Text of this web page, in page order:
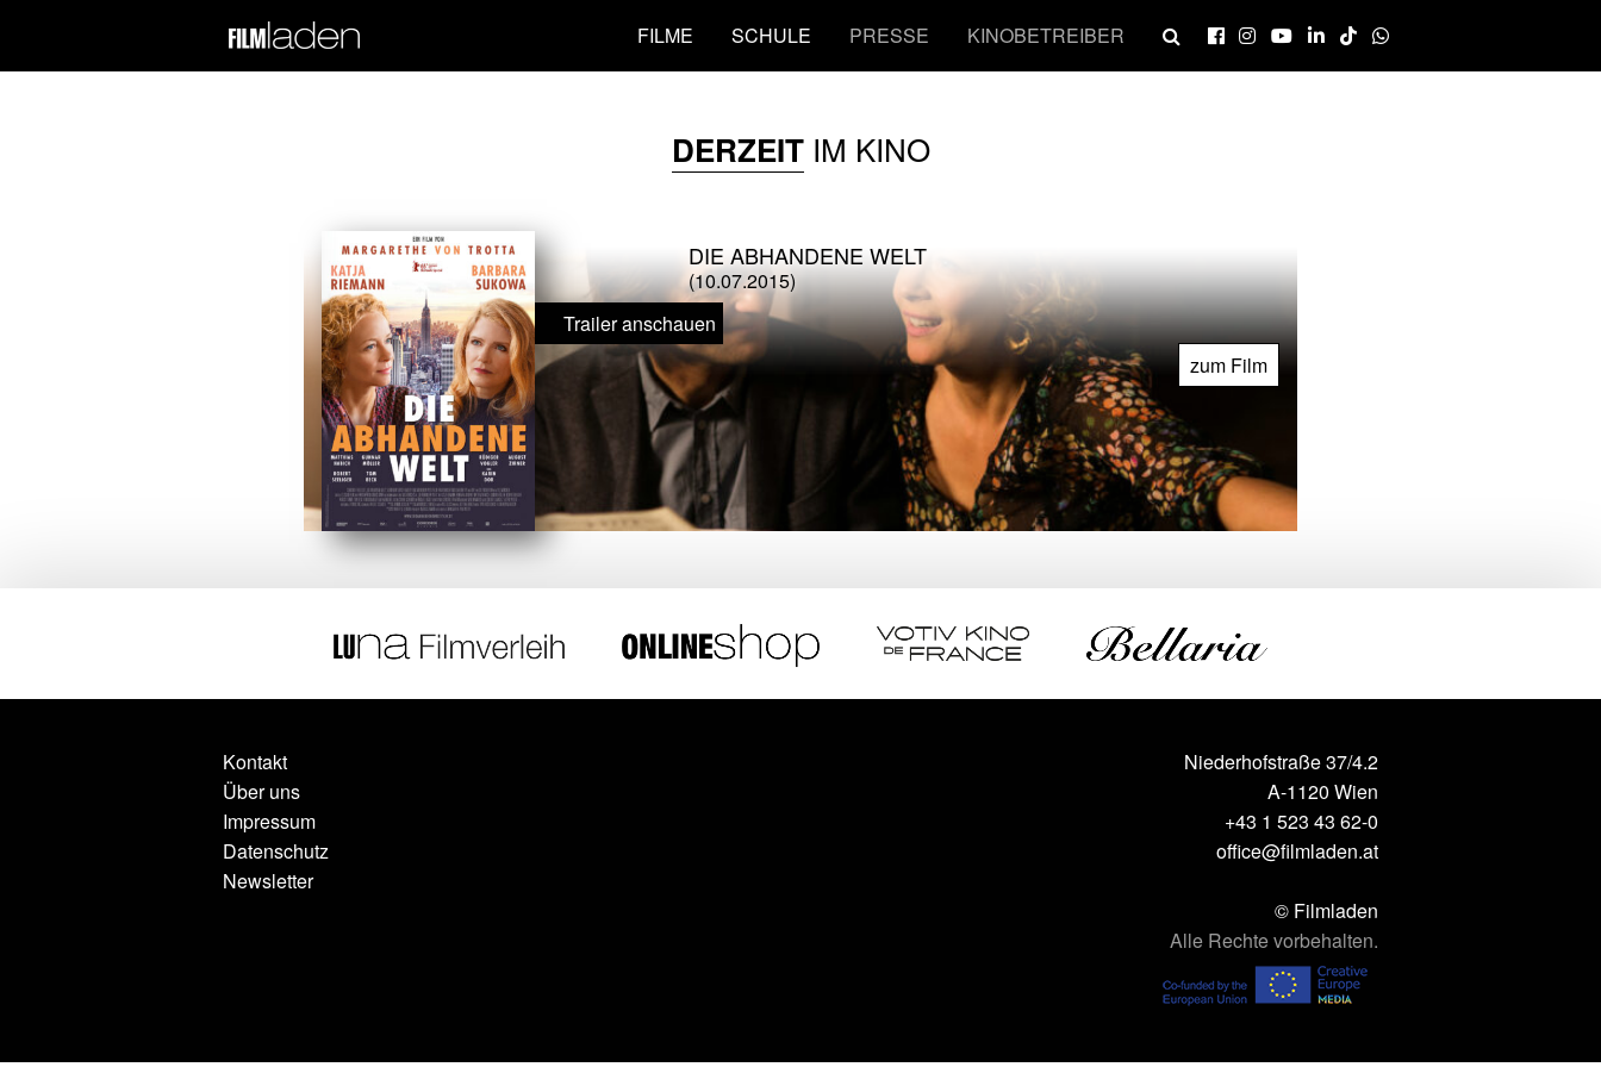
FILME SCHULE PRESSE KINOBETREIBER
DERZEITIM KINO
DIE ABHANDENE WELT
(10.07.2015)
Trailer anschauen
zum Film
Kontakt
Über uns
Impressum
Datenschutz
Newsletter
Niederhofstraße 37/4.2
A-1120 Wien
+43 1 523 43 62-0
office@filmladen.at
© Filmladen
Alle Rechte vorbehalten.